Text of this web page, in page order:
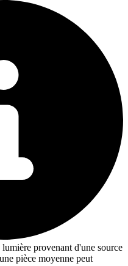
provenant d'une source
pièce moyenne peut